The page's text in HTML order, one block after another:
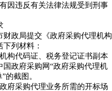
因违反有关法律法规受到刑事
政局提交《政府采购代理机构
列材料：
构代码证、税务登记证书副本
政府采购网“政府采购代理机
的截图。
府采购代理业务所需的开标场